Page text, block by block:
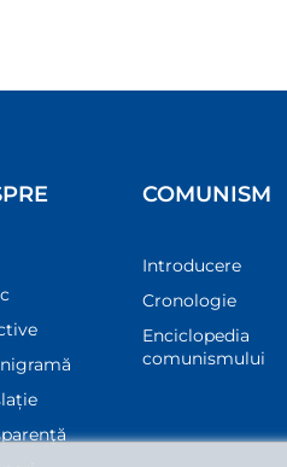
COMUNISM
Introducere
Cronologie
Enciclopedia
comunismului